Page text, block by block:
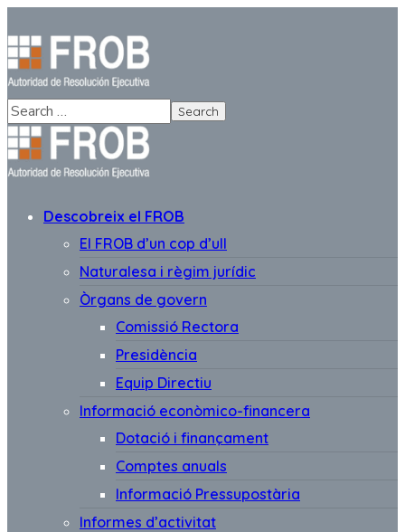
Descobreix el FROB
El FROB d’un cop d’ull
Naturalesa i règim jurídic
Òrgans de govern
Comissió Rectora
Presidència
Equip Directiu
Informació econòmico-financera
Dotació i finançament
Comptes anuals
Informació Pressupostària
Informes d’activitat